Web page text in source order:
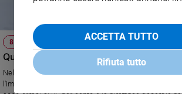
Video
Podcast
8 MARZO
Quando la donna sale comunque in vetta
Nel mondo della montagna sono di gran lunga cresciute la presenza e
l'importanza delle donne. Lo certifica il Cai. Le
ACCETTA TUTTO
Rifiuta tutto